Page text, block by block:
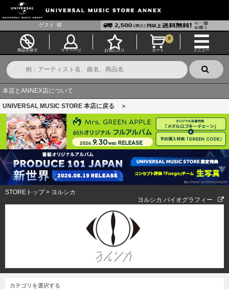
ゲスト 様
商品を探す マイページ お気に入り カート
0
メニュー
本店とANNEX店について
UNIVERSAL MUSIC STORE 本店に戻る ＞
STOREトップ> ヨルシカ
ヨルシカ バイオグラフィー
カテゴリを選択する